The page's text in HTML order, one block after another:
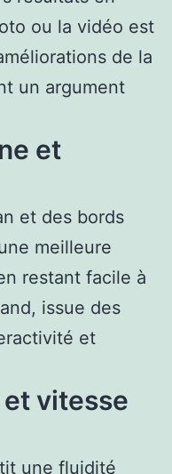
ou la vidéo est
de la
un argument
et
et des bords
meilleure
restant facile à
issue des
et
vitesse
une fluidité